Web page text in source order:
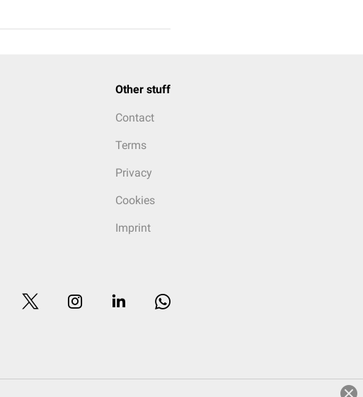
Other stuff
Contact
Terms
Privacy
Cookies
Imprint